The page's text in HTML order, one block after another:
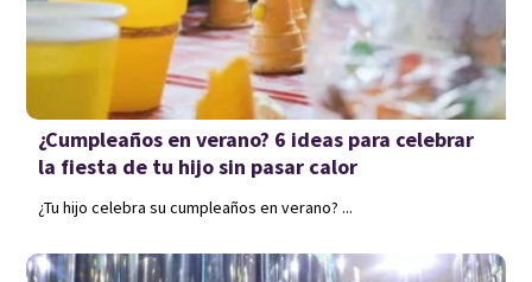
¿Cumpleaños en verano? 6 ideas para celebrar
la fiesta de tu hijo sin pasar calor
¿Tu hijo celebra su cumpleaños en verano? ...